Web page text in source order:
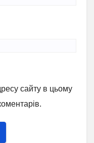
сайту в цьому